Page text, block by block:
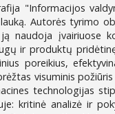
"Informacijos
Autorės tyrimo
naudoja įvairiuose
ir produktų
poreikius,
visuminis
technologijas
kritinė analizė ir